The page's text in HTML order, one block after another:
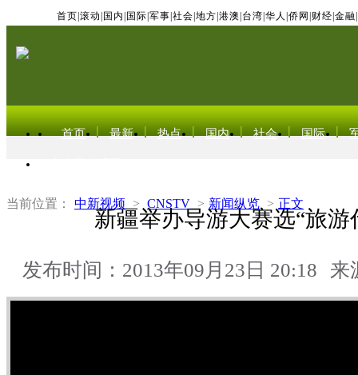
首页 滚动 国内 国际 军事 社会 地方 港澳 台湾 华人 侨网 财经 金融
首页 最新 热点 国内 社会 国际
当前位置： 中新视频 > CNSTV > 新闻纵览 > 正文
新疆举办导游大赛选“旅游
发布时间：2013年09月23日 20:18 来